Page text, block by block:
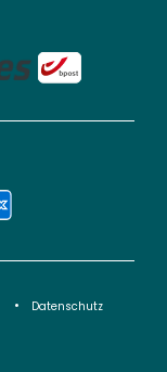
Datenschutz